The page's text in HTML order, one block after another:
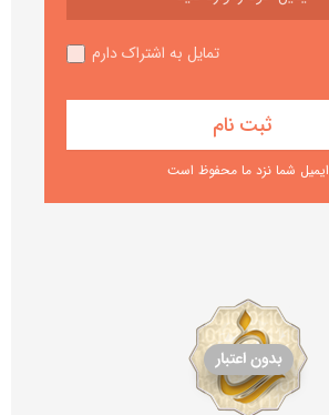
تمایل به اشتراک دارم
ایمیل شما نزد ما محفوظ است